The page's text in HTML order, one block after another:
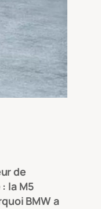
de
la M5
BMW a